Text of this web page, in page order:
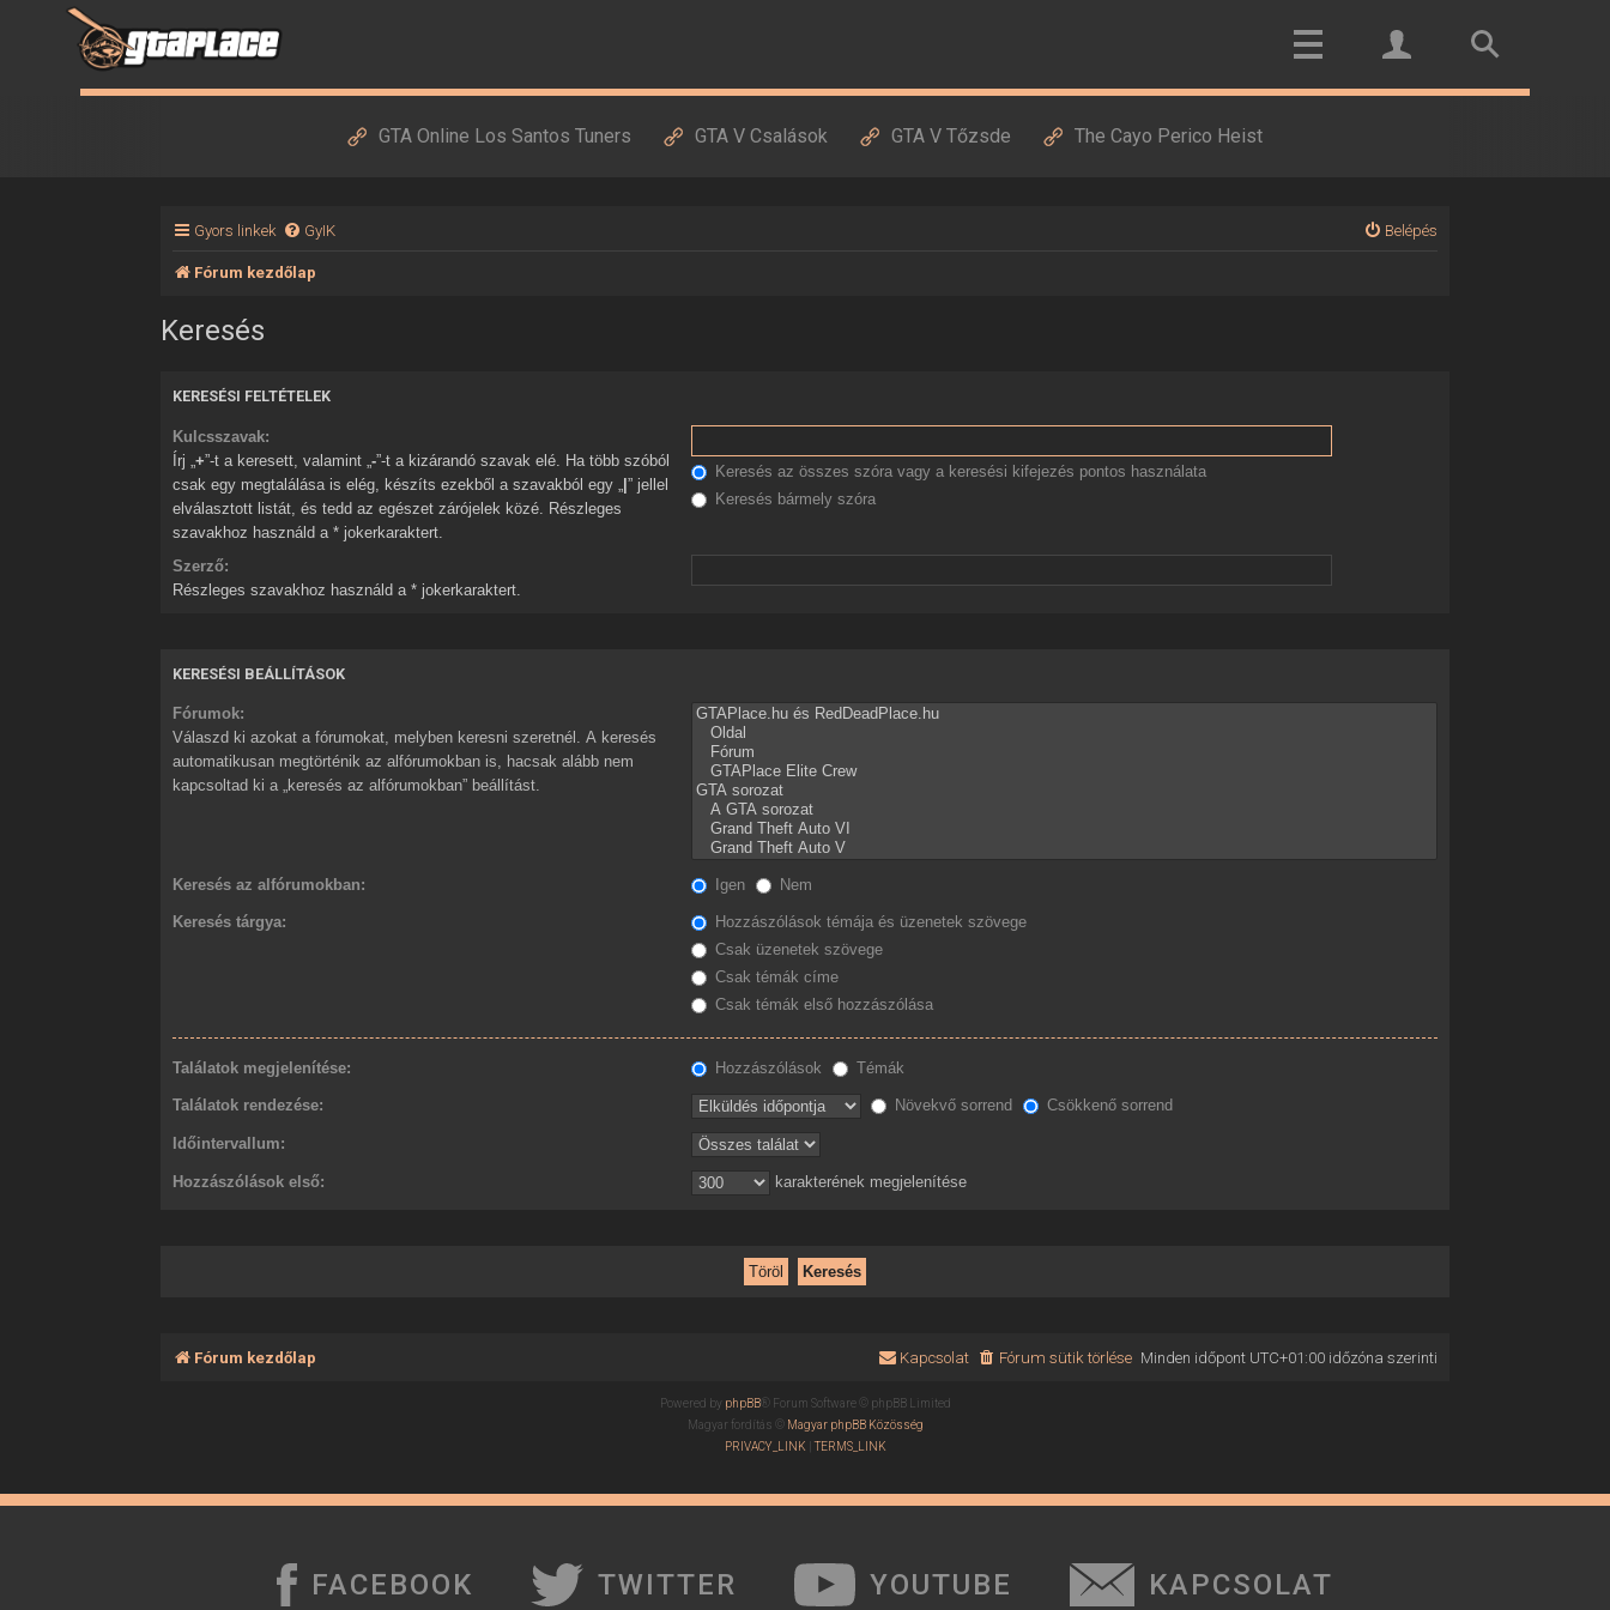
GTA Online Los Santos Tuners GTA V Csalások GTA V Tőzsde The Cayo Perico Heist
Gyors linkek GyIK Belépés
Fórum kezdőlap
Keresés
KERESÉSI FELTÉTELEK
Kulcsszavak:
Írj „+”-t a keresett, valamint „-”-t a kizárandó szavak elé. Ha több szóból
csak egy megtalálása is elég, készíts ezekből a szavakból egy „
|” jellel
elválasztott listát, és tedd az egészet zárójelek közé. Részleges
szavakhoz használd a * jokerkaraktert.
Keresés az összes szóra vagy a keresési kifejezés pontos használata
Keresés bármely szóra
Szerző:
Részleges szavakhoz használd a * jokerkaraktert.
KERESÉSI BEÁLLÍTÁSOK
Fórumok:
Válaszd ki azokat a fórumokat, melyben keresni szeretnél. A keresés
automatikusan megtörténik az alfórumokban is, hacsak alább nem
kapcsoltad ki a „keresés az alfórumokban” beállítást.
Keresés az alfórumokban: Igen Nem
Keresés tárgya:
Hozzászólások témája és üzenetek szövege
Csak üzenetek szövege
Csak témák címe
Csak témák első hozzászólása
Találatok megjelenítése: Hozzászólások Témák
Találatok rendezése: Növekvő sorrend Csökkenő sorrend
Időintervallum:
Hozzászólások első: karakterének megjelenítése
Fórum kezdőlap Minden időpont UTC+01:00időzóna szerinti
Fórum sütik törlése
Kapcsolat
Powered by phpBB® Forum Software © phpBB Limited
Magyar fordítás ©
Magyar phpBB Közösség
PRIVACY_LINK| TERMS_LINK
FACEBOOK TWITTER YOUTUBE KAPCSOLAT